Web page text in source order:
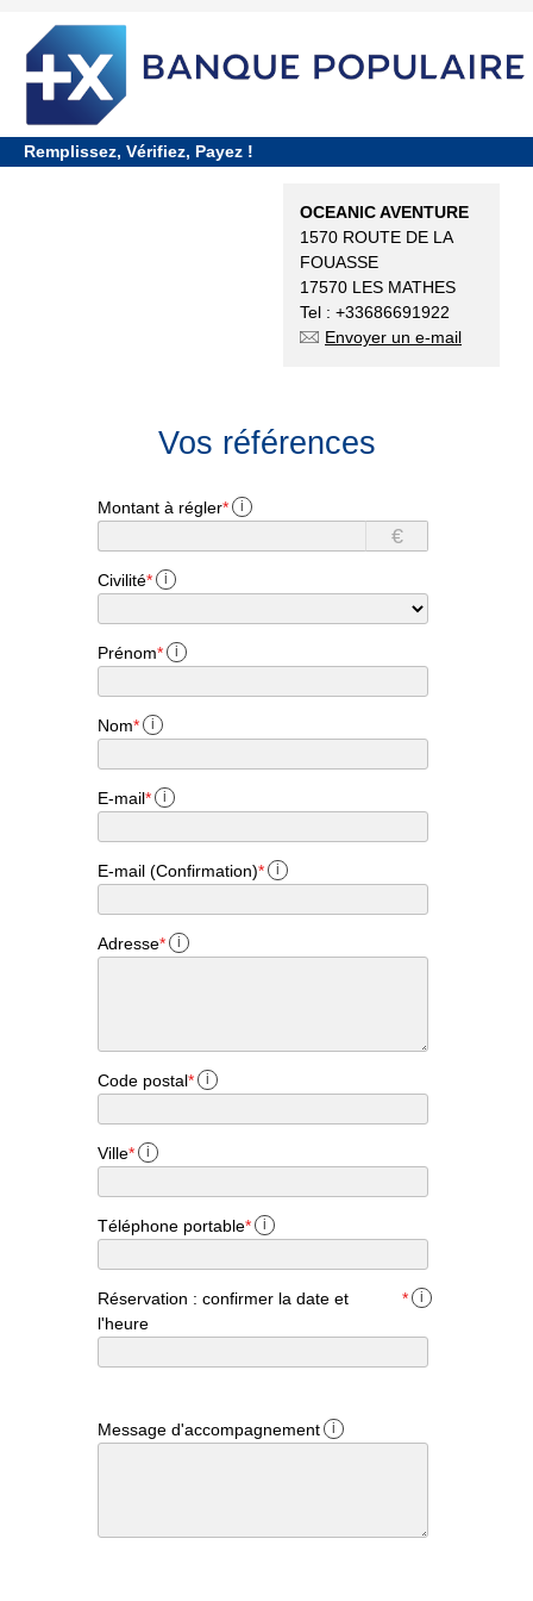
Remplissez, Vérifiez, Payez !
OCEANIC AVENTURE
1570 ROUTE DE LA
FOUASSE
17570 LES MATHES
Tel : +33686691922
Envoyer un e-mail
Vos références
Montant à régler* i
€
Civilité* i
Prénom* i
Nom* i
E-mail* i
E-mail (Confirmation)* i
Adresse* i
Code postal* i
Ville* i
Téléphone portable* i
Réservation : confirmer la date et
l'heure
* i
Message d'accompagnement i